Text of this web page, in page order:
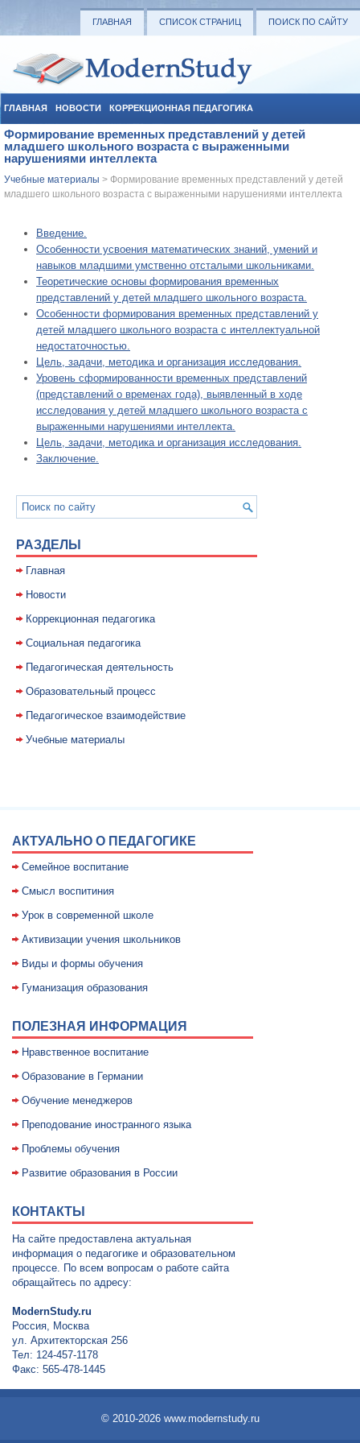
ГЛАВНАЯ СПИСОК СТРАНИЦ ПОИСК ПО САЙТУ
ГЛАВНАЯ НОВОСТИ КОРРЕКЦИОННАЯ ПЕДАГОГИКА
СОЦИАЛЬНАЯ ПЕДАГОГИКА УЧЕБНЫЕ МАТЕРИАЛЫ
Формирование временных представлений у детей
младшего школьного возраста с выраженными
нарушениями интеллекта
Учебные материалы > Формирование временных представлений у детей
младшего школьного возраста с выраженными нарушениями интеллекта
Введение.
Особенности усвоения математических знаний, умений и
навыков младшими умственно отсталыми школьниками.
Теоретические основы формирования временных
представлений у детей младшего школьного возраста.
Особенности формирования временных представлений у
детей младшего школьного возраста с интеллектуальной
недостаточностью.
Цель, задачи, методика и организация исследования.
Уровень сформированности временных представлений
(представлений о временах года), выявленный в ходе
исследования у детей младшего школьного возраста с
выраженными нарушениями интеллекта.
Цель, задачи, методика и организация исследования.
Заключение.
РАЗДЕЛЫ
Главная
Новости
Коррекционная педагогика
Социальная педагогика
Педагогическая деятельность
Образовательный процесс
Педагогическое взаимодействие
Учебные материалы
АКТУАЛЬНО О ПЕДАГОГИКЕ
Семейное воспитание
Смысл воспитиния
Уpок в совpеменной школе
Активизации учения школьников
Виды и формы обучения
Гуманизация образования
ПОЛЕЗНАЯ ИНФОРМАЦИЯ
Нравственное воспитание
Образование в Германии
Обучение менеджеров
Преподование иностранного языка
Проблемы обучения
Развитие образования в России
КОНТАКТЫ
На сайте предоставлена актуальная
информация о педагогике и образовательном
процессе. По всем вопросам о работе сайта
обращайтесь по адресу:
ModernStudy.ru
Россия, Москва
ул. Архитекторская 256
Тел: 124-457-1178
Факс: 565-478-1445
© 2010-2026 www.modernstudy.ru